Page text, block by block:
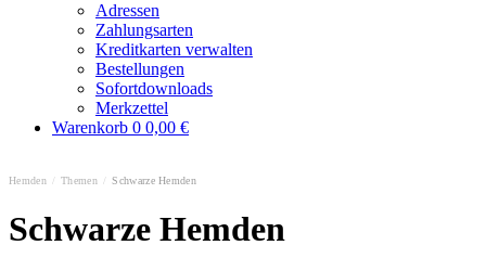
Adressen
Zahlungsarten
Kreditkarten verwalten
Bestellungen
Sofortdownloads
Merkzettel
Warenkorb 0 0,00 €
Hemden Themen Schwarze Hemden
Schwarze Hemden